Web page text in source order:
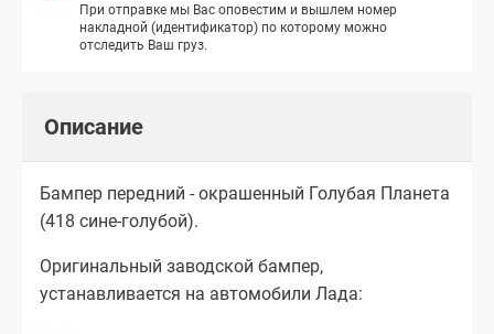
При отправке мы Вас оповестим и вышлем номер
накладной (идентификатор) по которому можно
отследить Ваш груз.
Описание
Бампер передний - окрашенный Голубая Планета
(418 сине-голубой).
Оригинальный заводской бампер,
устанавливается на автомобили Лада: